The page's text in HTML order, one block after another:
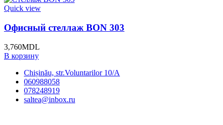
Quick view
Офисный стеллаж BON 303
3,760MDL
В корзину
Chișinău, str.Voluntarilor 10/A
060988058
078248919
saltea@inbox.ru